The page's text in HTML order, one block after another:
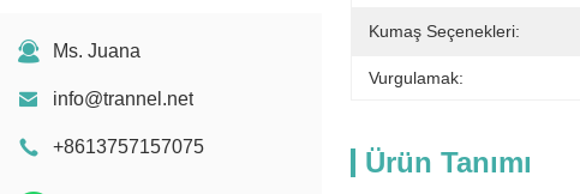
Ms. Juana
info@trannel.net
+8613757157075
Kumaş Seçenekleri:
Vurgulamak:
Ürün Tanımı